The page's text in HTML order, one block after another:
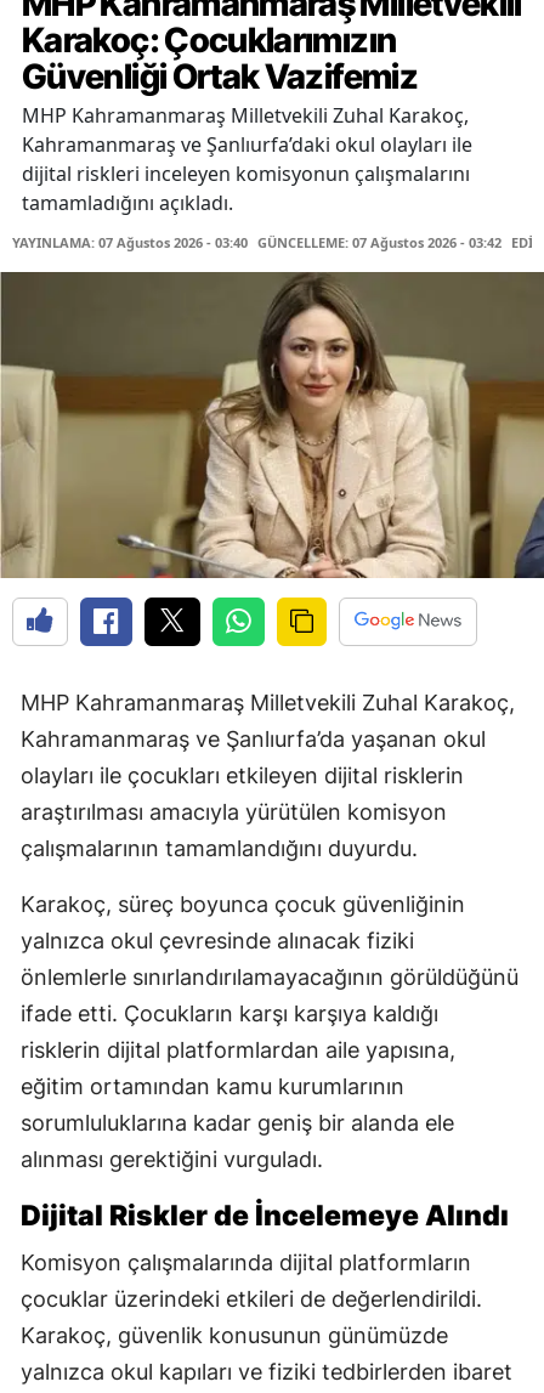
Karakoç: Çocuklarımızın
Güvenliği Ortak Vazifemiz
MHP Kahramanmaraş Milletvekili Zuhal Karakoç,
Kahramanmaraş ve Şanlıurfa’daki okul olayları ile
dijital riskleri inceleyen komisyonun çalışmalarını
tamamladığını açıkladı.
YAYINLAMA: 07 Ağustos 2026 - 03:40 GÜNCELLEME: 07 Ağustos 2026 - 03:42
MHP Kahramanmaraş Milletvekili Zuhal Karakoç,
Kahramanmaraş ve Şanlıurfa’da yaşanan okul
olayları ile çocukları etkileyen dijital risklerin
araştırılması amacıyla yürütülen komisyon
çalışmalarının tamamlandığını duyurdu.
Karakoç, süreç boyunca çocuk güvenliğinin
yalnızca okul çevresinde alınacak fiziki
önlemlerle sınırlandırılamayacağının görüldüğünü
ifade etti. Çocukların karşı karşıya kaldığı
risklerin dijital platformlardan aile yapısına,
eğitim ortamından kamu kurumlarının
sorumluluklarına kadar geniş bir alanda ele
alınması gerektiğini vurguladı.
Dijital Riskler de İncelemeye Alındı
Komisyon çalışmalarında dijital platformların
çocuklar üzerindeki etkileri de değerlendirildi.
Karakoç, güvenlik konusunun günümüzde
yalnızca okul kapıları ve fiziki tedbirlerden ibaret